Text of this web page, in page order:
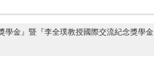
學金』暨『李全璞教授國際交流紀念獎學